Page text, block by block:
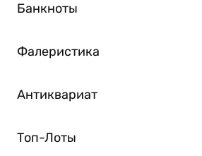
Банкноты
Фалеристика
Антиквариат
Топ-Лоты